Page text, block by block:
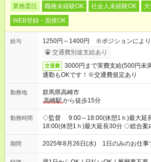
業務委託 職種未経験OK 社会人未経験OK
WEB登録・面接OK
給与
1250円～1400円 ※ポジションにより
交通費別途支給あり
交通費
3000円まで実費支給(500円
通勤もOKです！※交通費規定あり
勤務地
群馬県高崎市
高崎駅から徒歩15分
勤務時間
◇監督 9:00～18:00(休憩1ｈ)最大
18:00(休憩1ｈ)最大延長30分 ◇総合
ｈ)最大延長30分 ◇誘導(建物内) 9:00
長30分 ◇誘導( 高崎駅 ) 9:30～12:30(
合は上記条件参照
期間 2025年8月26日(水) 1日のみのお仕事